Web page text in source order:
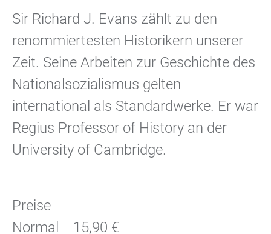
Sir Richard J. Evans zählt zu den
renommiertesten Historikern unserer
Zeit. Seine Arbeiten zur Geschichte des
Nationalsozialismus gelten
international als Standardwerke. Er war
Regius Professor of History an der
University of Cambridge.
Preise
Normal 15,90 €